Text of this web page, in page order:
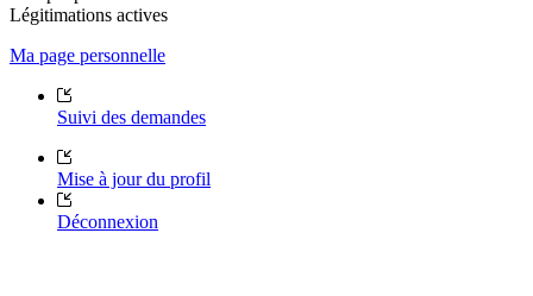
Légitimations actives
Ma page personnelle
Suivi des demandes
Mise à jour du profil
Déconnexion